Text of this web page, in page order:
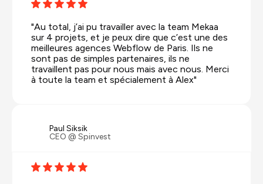
"Au total, j’ai pu travailler avec la team Mekaa
sur 4 projets, et je peux dire que c’est une des
meilleures agences Webflow de Paris. Ils ne
sont pas de simples partenaires, ils ne
travaillent pas pour nous mais avec nous. Merci
à toute la team et spécialement à Alex"
Paul Siksik
CEO @ Spinvest